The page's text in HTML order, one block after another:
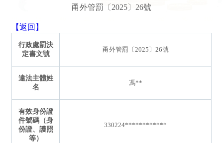
甬外管罰〔2025〕26號
【返回】
行政處罰決
定書文號
甬外管罰〔2025〕26號
違法主體姓
名
馮**
有效身份證
件號碼（身
份證、護照
等）
330224************